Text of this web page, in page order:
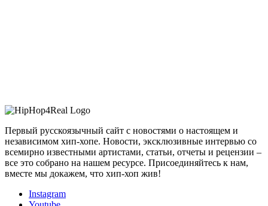
Первый русскоязычный сайт с новостями о настоящем и
независимом хип-хопе. Новости, эксклюзивные интервью со
всемирно известными артистами, статьи, отчеты и рецензии –
все это собрано на нашем ресурсе. Присоединяйтесь к нам,
вместе мы докажем, что хип-хоп жив!
Instagram